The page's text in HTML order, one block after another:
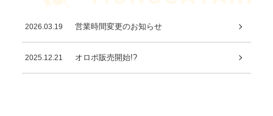
2026.03.19 営業時間変更のお知らせ
2025.12.21 オロポ販売開始!?